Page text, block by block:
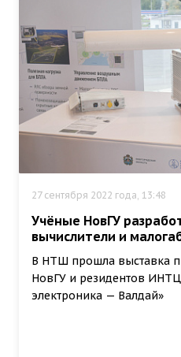
27 сентября 2022 года, 13:48
Учёные НовГУ
вычислители и
В НТШ прошла выставка
НовГУ и резидентов ИНТЦ
электроника — Валдай»